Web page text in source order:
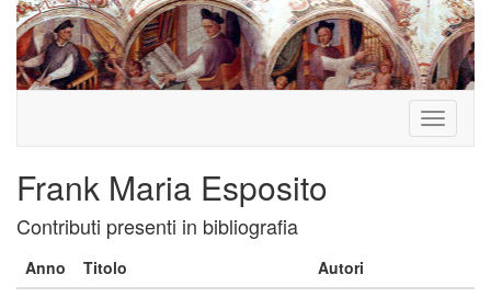
Toggle
Frank Maria Esposito
Contributi presenti in bibliografia
Anno Titolo
Autori